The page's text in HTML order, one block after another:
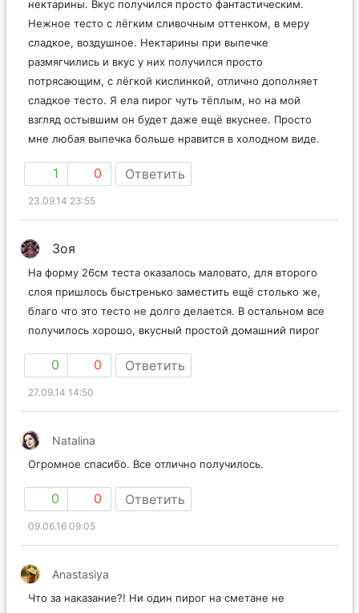
нектарины. Вкус получился просто фантастическим.
Нежное тесто с лёгким сливочным оттенком, в меру
сладкое, воздушное. Нектарины при выпечке
размягчились и вкус у них получился просто
потрясающим, с лёгкой кислинкой, отлично дополняет
сладкое тесто. Я ела пирог чуть тёплым, но на мой
взгляд остывшим он будет даже ещё вкуснее. Просто
мне любая выпечка больше нравится в холодном виде.
1 0 Ответить
23.09.14 23:55
Зоя
На форму 26см теста оказалось маловато, для второго
слоя пришлось быстренько заместить ещё столько же,
благо что это тесто не долго делается. В остальном все
получилось хорошо, вкусный простой домашний пирог
0 0 Ответить
27.09.14 14:50
Natalina
Огромное спасибо. Все отлично получилось.
0 0 Ответить
09.06.16 09:05
Anastasiya
Что за наказание?! Ни один пирог на сметане не